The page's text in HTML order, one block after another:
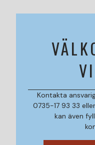
Kontakta
0735-17 93 33
kan även